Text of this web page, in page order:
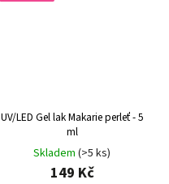
UV/LED Gel lak Makarie perleť - 5
ml
Skladem (>5 ks)
149 Kč